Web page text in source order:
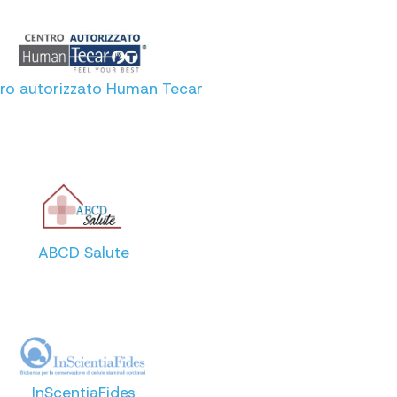
autorizzato Human Tecar
ABCD Salute
InScentiaFides